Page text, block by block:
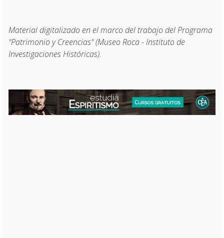
Material digitalizado en el marco del trabajo del Programa
"Patrimonio y Creencias" (Museo Roca - Instituto de
Investigaciones Históricas).